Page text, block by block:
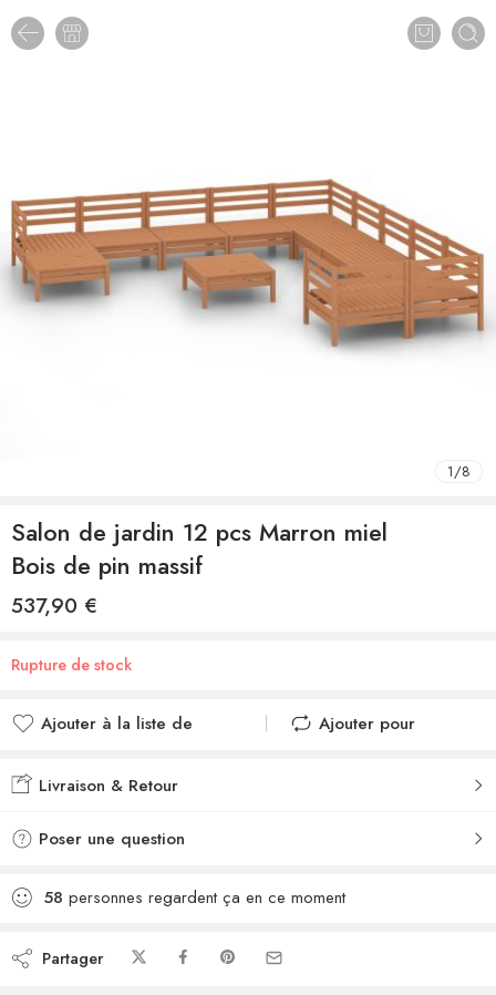
1/8
Salon de jardin 12 pcs Marron miel
Bois de pin massif
537,90 €
Rupture de stock
Ajouter à la liste de
Ajouté à la liste de
Ajouter pour
Livraison & Retour
Poser une question
58 personnes regardent ça en ce moment
Partager